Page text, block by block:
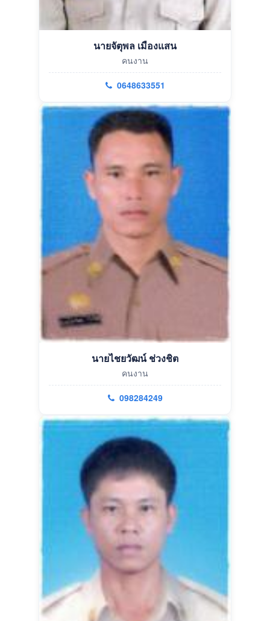
นายจัตุพล เมืองแสน
คนงาน
0648633551
นายไชยวัฒน์ ช่วงชิต
คนงาน
098284249